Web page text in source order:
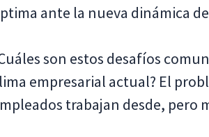
ante la nueva dinámica
son estos desafíos
empresarial actual? El
trabajan desde, pero